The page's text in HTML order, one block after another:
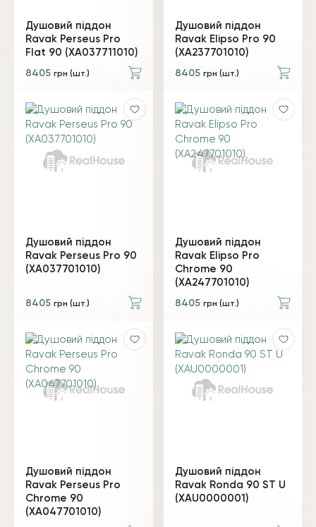
Душовий піддон
Ravak Perseus Pro
Flat 90 (XA037711010)
8405 грн (шт.)
Душовий піддон
Ravak Elipso Pro 90
(XA237701010)
8405 грн (шт.)
Душовий піддон
Ravak Perseus Pro 90
(XA037701010)
8405 грн (шт.)
Душовий піддон
Ravak Elipso Pro
Chrome 90
(XA247701010)
8405 грн (шт.)
Душовий піддон
Ravak Perseus Pro
Chrome 90
(XA047701010)
Душовий піддон
Ravak Ronda 90 ST U
(XAU0000001)